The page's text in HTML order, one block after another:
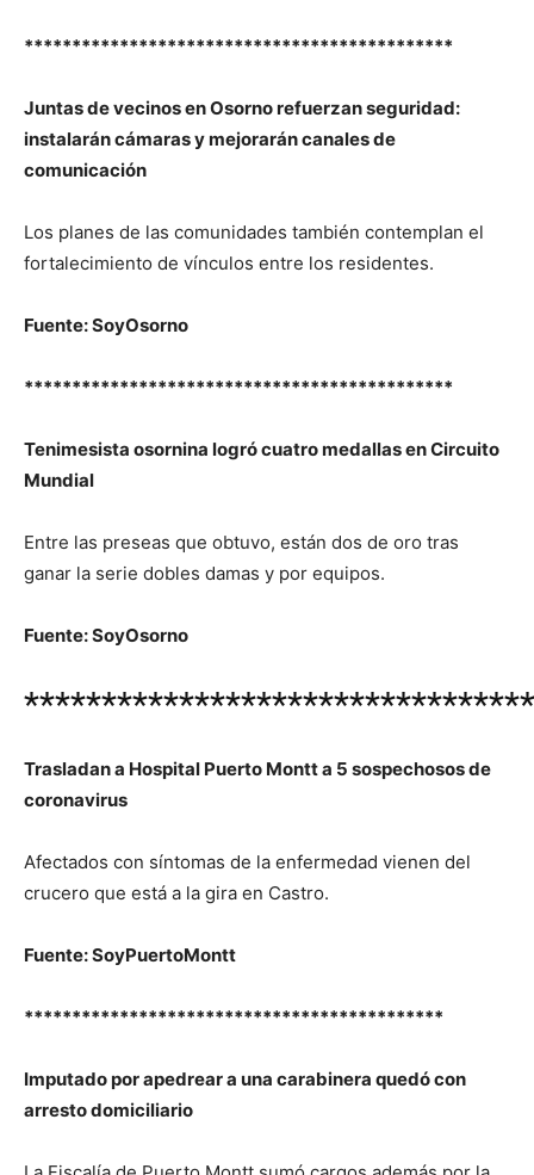
*********************************************
Juntas de vecinos en Osorno refuerzan seguridad:
instalarán cámaras y mejorarán canales de
comunicación
Los planes de las comunidades también contemplan el
fortalecimiento de vínculos entre los residentes.
Fuente: SoyOsorno
*********************************************
Tenimesista osornina logró cuatro medallas en Circuito
Mundial
Entre las preseas que obtuvo, están dos de oro tras
ganar la serie dobles damas y por equipos.
Fuente: SoyOsorno
Trasladan a Hospital Puerto Montt a 5 sospechosos de
coronavirus
Afectados con síntomas de la enfermedad vienen del
crucero que está a la gira en Castro.
Fuente: SoyPuertoMontt
********************************************
Imputado por apedrear a una carabinera quedó con
arresto domiciliario